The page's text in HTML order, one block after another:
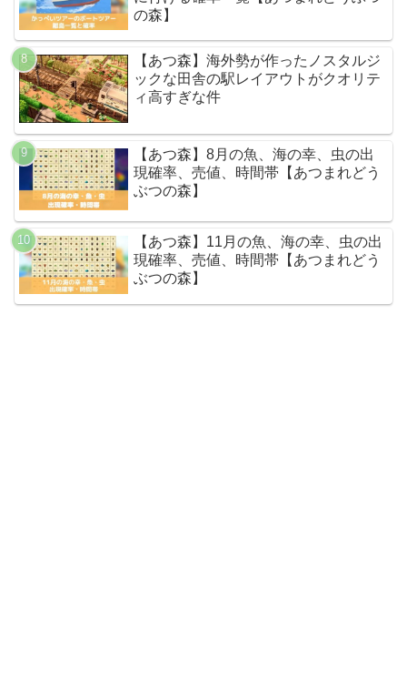
の森】
【あつ森】海外勢が作ったノスタルジ
ックな田舎の駅レイアウトがクオリテ
ィ高すぎな件
【あつ森】8月の魚、海の幸、虫の出
現確率、売値、時間帯【あつまれどう
ぶつの森】
【あつ森】11月の魚、海の幸、虫の出
現確率、売値、時間帯【あつまれどう
ぶつの森】